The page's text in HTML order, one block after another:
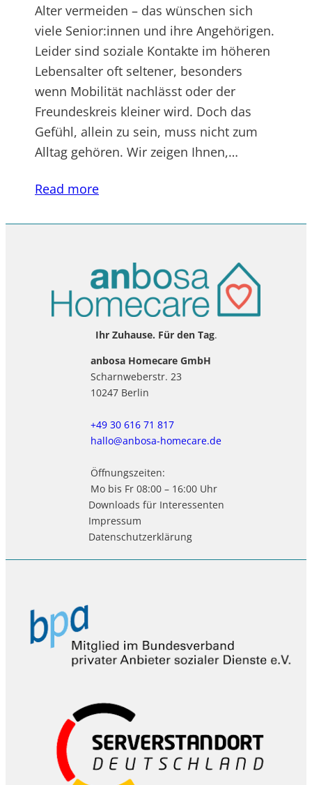
Alter vermeiden – das wünschen sich
viele Senior:innen und ihre Angehörigen.
Leider sind soziale Kontakte im höheren
Lebensalter oft seltener, besonders
wenn Mobilität nachlässt oder der
Freundeskreis kleiner wird. Doch das
Gefühl, allein zu sein, muss nicht zum
Alltag gehören. Wir zeigen Ihnen,…
Read more
Ihr Zuhause. Für den Tag.
anbosa Homecare GmbH
Scharnweberstr. 23
10247 Berlin
+49 30 616 71 817
hallo@anbosa-homecare.de
Öffnungszeiten:
Mo bis Fr 08:00 – 16:00 Uhr
Downloads für Interessenten
Impressum
Datenschutzerklärung